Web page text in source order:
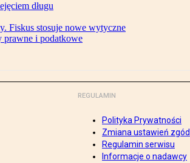
długu
Fiskus stosuje nowe wytyczne
prawne i podatkowe
REGULAMIN
Polityka Prywatności
Zmiana ustawień zgód
Regulamin serwisu
Informacje o nadawcy